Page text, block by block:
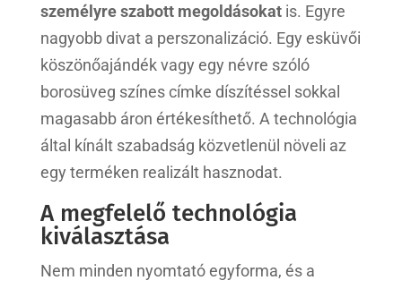
személyre szabott megoldásokatis. Egyre
nagyobb divat a perszonalizáció. Egy esküvői
köszönőajándék vagy egy névre szóló
borosüveg színes címke díszítéssel sokkal
magasabb áron értékesíthető. A technológia
által kínált szabadság közvetlenül növeli az
egy terméken realizált hasznodat.
A megfelelő technológia
kiválasztása
Nem minden nyomtató egyforma, és a